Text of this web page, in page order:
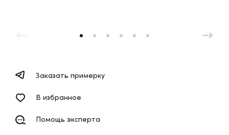
Заказать примерку
В избранное
Помощь эксперта